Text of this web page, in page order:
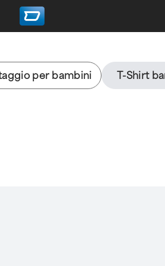
per bambini T-Shirt